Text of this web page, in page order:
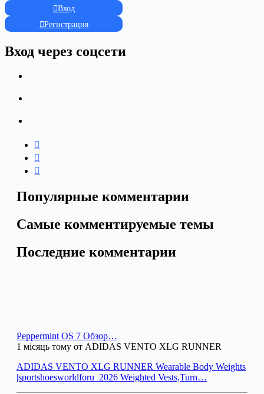
Вход
Регистрация
Вход через соцсети
Популярные комментарии
Самые комментируемые темы
Последние комментарии
Peppermint OS 7 Обзор…
1 місяць тому от ADIDAS VENTO XLG RUNNER
ADIDAS VENTO XLG RUNNER Wearable Body Weights
|sportshoesworldforu_2026 Weighted Vests,Turn…